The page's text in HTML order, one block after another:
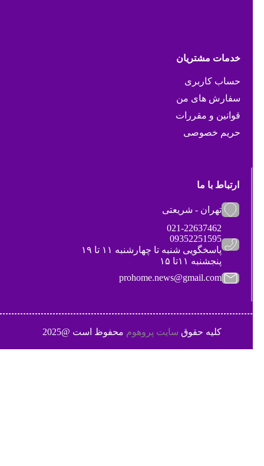
خدمات مشتریان
حساب کاربری
سفارش های من
قوانین و مقررات
حریم خصوصی
ارتباط با ما
تهران - شریعتی
021-22637462
09352251595
پاسخگویی شنبه تا چهارشنبه ۱۱ تا ۱۹
پنجشنبه ۱۱تا ۱۵
prohome.news@gmail.com
کلیه حقوقسایت پروهوممحفوظ است @2025